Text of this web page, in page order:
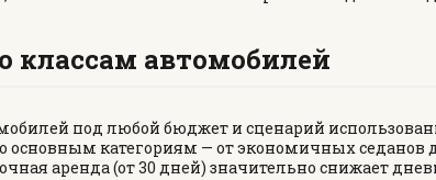
TOYOTA
классам автомобилей
под любой бюджет и сценарий
основным категориям — от экономичных седанов
аренда (от 30 дней) значительно снижает